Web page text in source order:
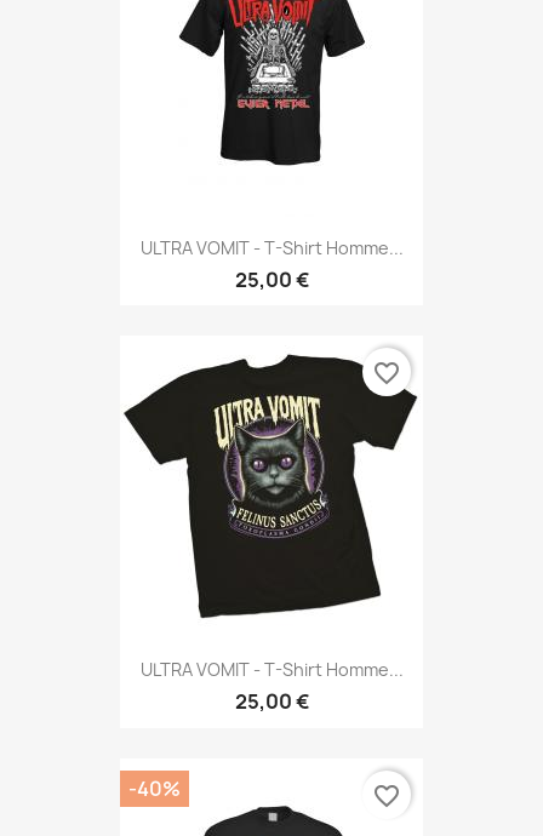
ULTRA VOMIT - T-Shirt Homme...
25,00 €
ULTRA VOMIT - T-Shirt Homme...
25,00 €
favorite_border
-40% favorite_border